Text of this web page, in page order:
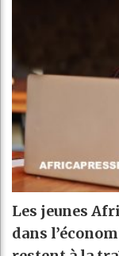
Les jeunes
dans